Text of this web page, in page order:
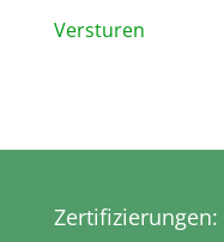
Versturen
Zertifizierungen: